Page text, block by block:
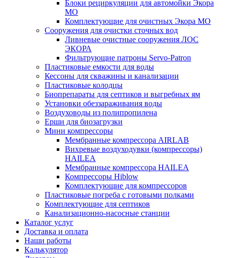
Блоки рециркуляции для автомойки Экора
МО
Комплектующие для очистных Экора МО
Сооружения для очистки сточных вод
Ливневые очистные сооружения ЛОС
ЭКОРА
Фильтрующие патроны Servo-Patron
Пластиковые емкости для воды
Кессоны для скважины и канализации
Пластиковые колодцы
Биопрепараты для септиков и выгребных ям
Установки обеззараживания воды
Воздуховоды из полипропилена
Ерши для биозагрузки
Мини компрессоры
Мембранные компрессора AIRLAB
Вихревые воздуходувки (компрессоры)
HAILEA
Мембранные компрессора HAILEA
Компрессоры Hiblow
Комплектующие для компрессоров
Пластиковые погреба с готовыми полками
Комплектующие для септиков
Канализационно-насосные станции
Каталог услуг
Доставка и оплата
Наши работы
Калькулятор